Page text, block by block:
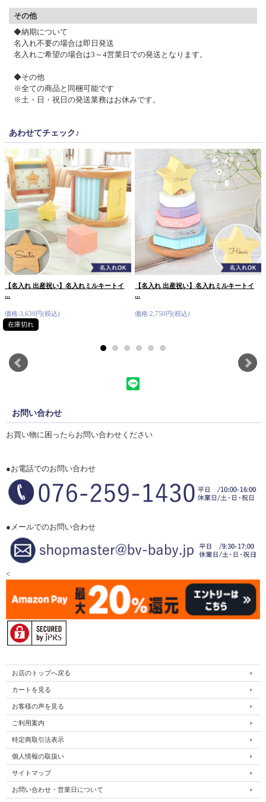
その他
◆納期について
名入れ不要の場合は即日発送
名入れご希望の場合は3～4営業日での発送となります。
◆その他
※全ての商品と同梱可能です
※土・日・祝日の発送業務はお休みです。
あわせてチェック♪
【名入れ 出産祝い】名入れミルキートイ
...
価格:3,630円(税込)
在庫切れ
【名入れ 出産祝い】名入れミルキートイ
...
価格:2,750円(税込)
お問い合わせ
お買い物に困ったらお問い合わせください
●お電話でのお問い合わせ
●メールでのお問い合わせ
<
お店のトップへ戻る
カートを見る
お客様の声を見る
ご利用案内
特定商取引法表示
個人情報の取扱い
サイトマップ
お問い合わせ・営業日について